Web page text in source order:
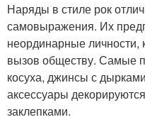
Наряды в стиле рок
самовыражения. Их
неординарные личности,
вызов обществу. Самые
косуха, джинсы с
аксессуары
заклепками.